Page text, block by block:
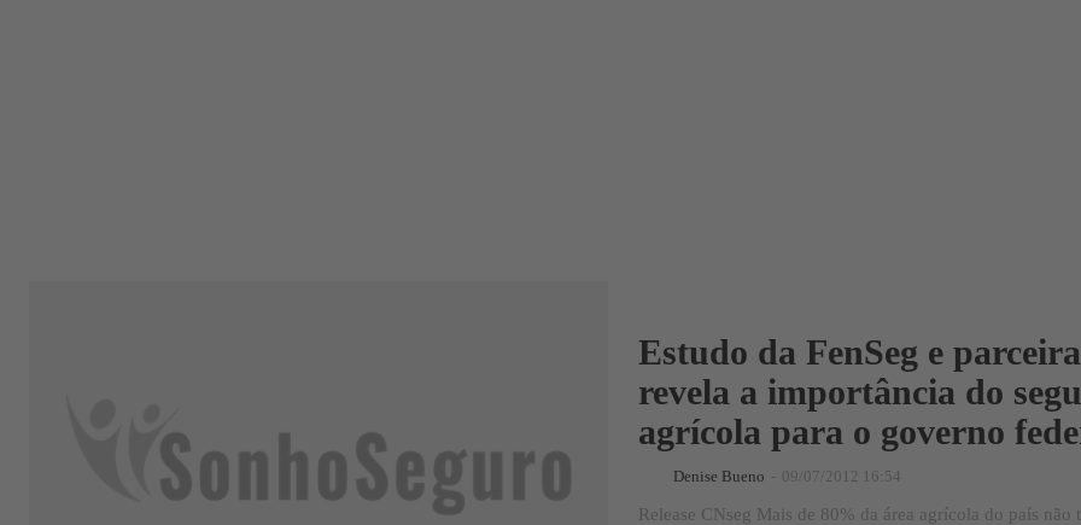
Estudo da FenSeg e
revela a importância do
agrícola para o governo
Denise Bueno - 09/07/2012 16:54
Release CNseg Mais de 80% da área agrícola do país não